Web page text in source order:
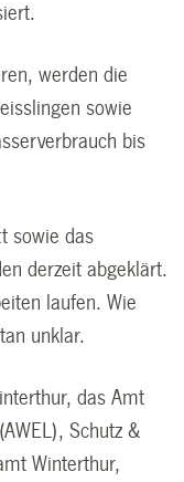
werden die
sowie
bis
sowie das
derzeit abgeklärt.
laufen. Wie
unklar.
das Amt
Schutz &
Winterthur,